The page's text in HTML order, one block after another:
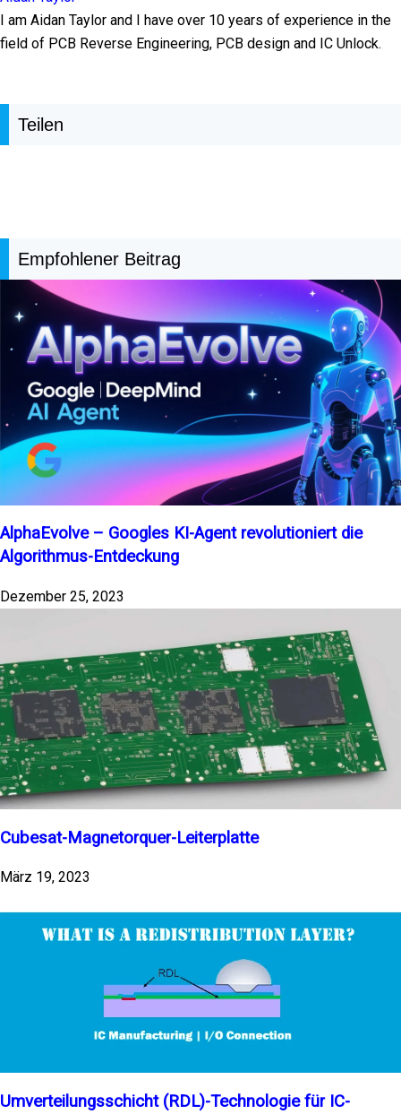
I am Aidan Taylor and I have over 10 years of experience in the
field of PCB Reverse Engineering, PCB design and IC Unlock.
Teilen
Empfohlener Beitrag
AlphaEvolve – Googles KI-Agent revolutioniert die
Algorithmus-Entdeckung
Dezember 25, 2023
Cubesat-Magnetorquer-Leiterplatte
März 19, 2023
Umverteilungsschicht (RDL)-Technologie für IC-